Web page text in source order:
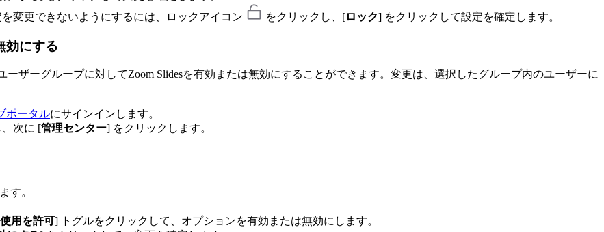
変更できないようにするには、ロックアイコン
をクリックし、[ロック] をクリックして設定を確定します。
効にする
ザーグループに対してZoom Slidesを有効または無効にすることができます。変更は、選択したグループ内のユーザーに
ポータルにサインインします。
次に [管理センター] をクリックします。
す。
用を許可] トグルをクリックして、オプションを有効または無効にします。